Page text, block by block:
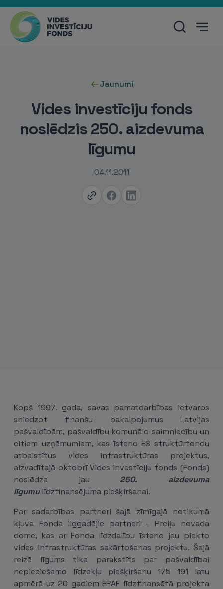
Jaunumi
Vides investīciju fonds
noslēdzis 250. aizdevuma
līgumu
04.11.2011
Kopš 1997. gada, savas pamatdarbības ietvaros
sniedzot finanšu pakalpojumus Latvijas
pašvaldībām, pašvaldību komunālo saimniecību un
citiem uzņēmumiem, kas īsteno ES struktūrfondu
atbalstītus vides infrastruktūras projektus,
aizvadītajā oktobrī Vides investīciju fonds (Fonds)
noslēdza jau 250. aizdevuma
līgumulīdzfinansējuma piešķiršanai.
Par sadarbības partneri šajā zīmīgajā notikumā
kļuva Fonda ilggadējie partneri - Preiļu novada
dome, kas ar Fonda līdzdalību īsteno jau piekto
vides infrastruktūras sakārtošanas projektu. Šajā
reizē līgums tika parakstīts par pašvaldībai
nepieciešamo līdzekļu piešķiršanu 175 191 latu
apmērā uz 20 gadiem ERAF līdzfinansētā projekta